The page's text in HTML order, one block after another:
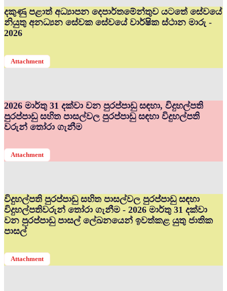
දකුණු පළාත් අධ්‍යාපන දෙපාර්තමේන්තුව යටතේ සේවයේ
නියුතු අනධ්‍යන සේවක සේවයේ වාර්ෂික ස්ථාන මාරු -
2026
Attachment
2026 මාර්තු 31 දක්වා වන පුරප්පාඩු සඳහා, විදුහල්පති
පුරප්පාඩු සහිත පාසල්වල පුරප්පාඩු සඳහා විදුහල්පති
වරුන් තෝරා ගැනීම
Attachment
විදුහල්පති පුරප්පාඩු සහිත පාසල්වල පුරප්පාඩු සඳහා
විදුහල්පතිවරුන් තෝරා ගැනීම - 2026 මාර්තු 31 දක්වා
වන පුරප්පාඩු පාසල් ලේඛනයෙන් ඉවත්කළ යුතු ජාතික
පාසල්
Attachment